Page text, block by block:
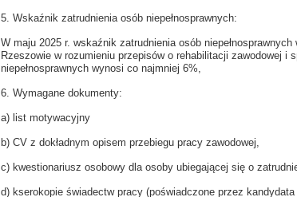
5. Wskaźnik zatrudnienia osób niepełnosprawnych:
W maju 2025 r. wskaźnik zatrudnienia osób
Rzeszowie w rozumieniu przepisów o rehabilitacji zawodowej i
niepełnosprawnych wynosi co najmniej 6%,
6. Wymagane dokumenty:
a) list motywacyjny
b) CV z dokładnym opisem przebiegu pracy zawodowej,
c) kwestionariusz osobowy dla osoby ubiegającej się o
d) kserokopie świadectw pracy (poświadczone przez